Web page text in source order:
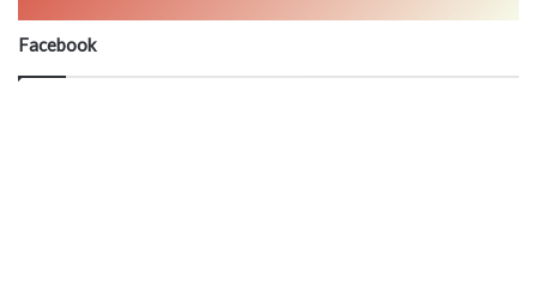
Facebook